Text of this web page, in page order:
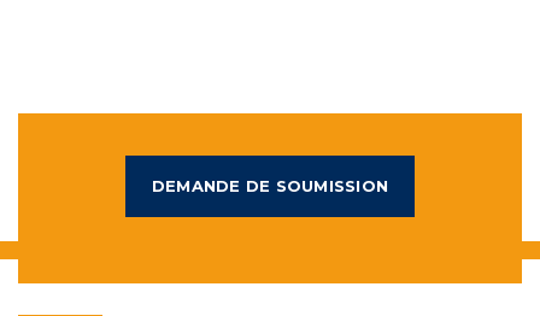
DEMANDE DE SOUMISSION